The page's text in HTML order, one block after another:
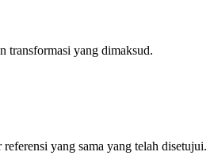
transformasi yang dimaksud.
yang sama yang telah disetujui.